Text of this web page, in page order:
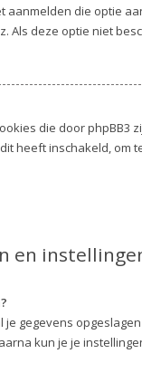
aanmelden die optie
Als deze optie niet
die door phpBB3
heeft inschakeld, om
en
gegevens
kun je je